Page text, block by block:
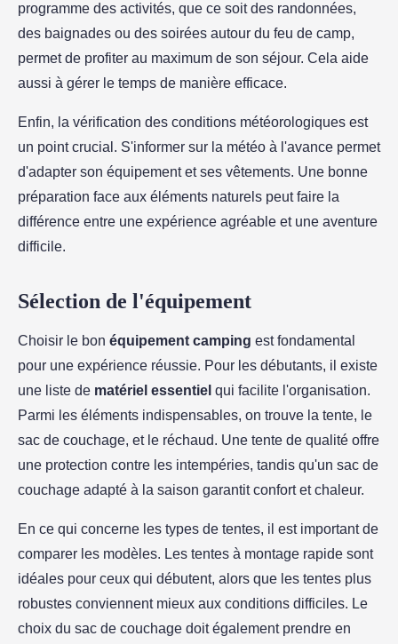
programme des activités, que ce soit des randonnées,
des baignades ou des soirées autour du feu de camp,
permet de profiter au maximum de son séjour. Cela aide
aussi à gérer le temps de manière efficace.
Enfin, la vérification des conditions météorologiques est
un point crucial. S'informer sur la météo à l'avance permet
d'adapter son équipement et ses vêtements. Une bonne
préparation face aux éléments naturels peut faire la
différence entre une expérience agréable et une aventure
difficile.
Sélection de l'équipement
Choisir le bon équipement camping est fondamental
pour une expérience réussie. Pour les débutants, il existe
une liste de matériel essentiel qui facilite l'organisation.
Parmi les éléments indispensables, on trouve la tente, le
sac de couchage, et le réchaud. Une tente de qualité offre
une protection contre les intempéries, tandis qu'un sac de
couchage adapté à la saison garantit confort et chaleur.
En ce qui concerne les types de tentes, il est important de
comparer les modèles. Les tentes à montage rapide sont
idéales pour ceux qui débutent, alors que les tentes plus
robustes conviennent mieux aux conditions difficiles. Le
choix du sac de couchage doit également prendre en